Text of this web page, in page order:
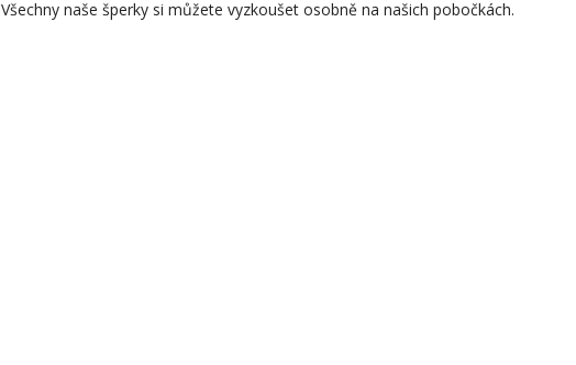
Všechny naše šperky si můžete vyzkoušet osobně na našich pobočkách.